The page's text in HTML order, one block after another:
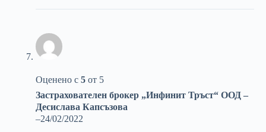
Оценено с 5 от 5
Застрахователен брокер „Инфинит Тръст“ ООД –
Десислава Капсъзова
–24/02/2022